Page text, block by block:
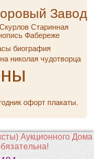
Завод
Скурлов Старинная
Фабереже
биография
николая чудотворца
офорт плакаты.
Аукционного Дома